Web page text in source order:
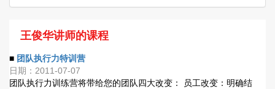
王俊华讲师的课程
■ 团队执行力特训营
日期：2011-07-07
团队执行力训练营将带给您的团队四大改变： 员工改变：明确结